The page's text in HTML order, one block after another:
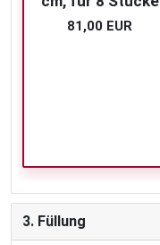
81,00 EUR
3. Füllung